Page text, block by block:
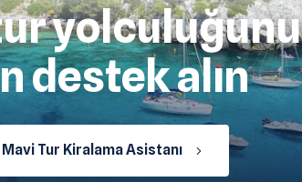
destek alın
Mavi Tur Kiralama Asistanı